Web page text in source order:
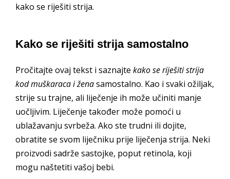
kako se riješiti strija.
Kako se riješiti strija samostalno
Pročitajte ovaj tekst i saznajte kako se riješiti strija
kod muškaraca i ženasamostalno. Kao i svaki ožiljak,
strije su trajne, ali liječenje ih može učiniti manje
uočljivim. Liječenje također može pomoći u
ublažavanju svrbeža. Ako ste trudni ili dojite,
obratite se svom liječniku prije liječenja strija. Neki
proizvodi sadrže sastojke, poput retinola, koji
mogu naštetiti vašoj bebi.